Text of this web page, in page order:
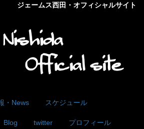
ジェームス西田・オフィシャルサイト
・News スケジュール
Blog twitter プロフィール